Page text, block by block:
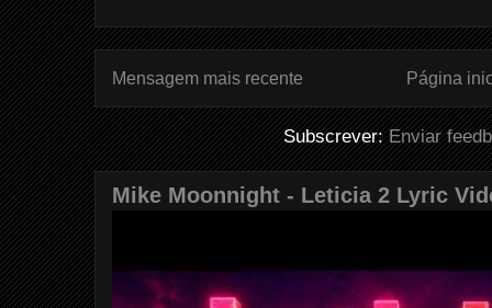
Mensagem mais recente Página
Subscrever:Enviar
Mike Moonnight - Leticia 2 Lyric